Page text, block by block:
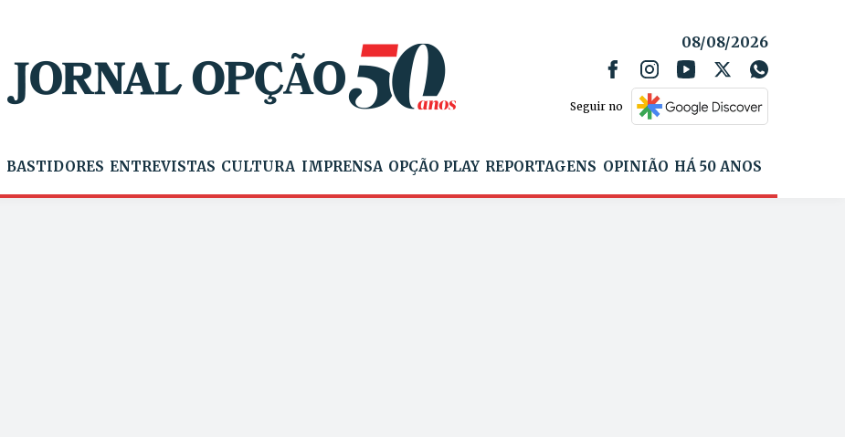
08/08/2026
Seguir no
BASTIDORES ENTREVISTAS CULTURA IMPRENSA OPÇÃO PLAY REPORTAGENS OPINIÃO HÁ 50 ANOS